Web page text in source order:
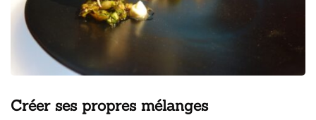
Créer ses propres mélanges